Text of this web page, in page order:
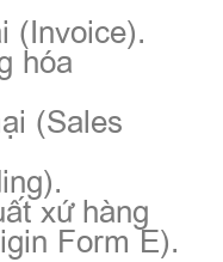
(Invoice).
hóa
(Sales
xứ hàng
Form E).